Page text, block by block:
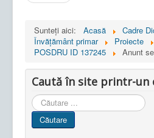
Sunteți aici: Acasă
Cadre
Învățământ primar
Proiecte
POSDRU ID 137245
Anunt
Caută în site printr-un
Cauta
in
site
Căutare